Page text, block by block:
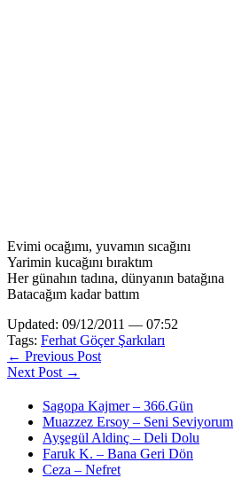
Evimi ocağımı, yuvamın sıcağını
Yarimin kucağını bıraktım
Her günahın tadına, dünyanın batağına
Batacağım kadar battım
Updated: 09/12/2011 — 07:52
Tags: Ferhat Göçer Şarkıları
← Previous Post
Next Post →
Sagopa Kajmer – 366.Gün
Muazzez Ersoy – Seni Seviyorum
Ayşegül Aldinç – Deli Dolu
Faruk K. – Bana Geri Dön
Ceza – Nefret